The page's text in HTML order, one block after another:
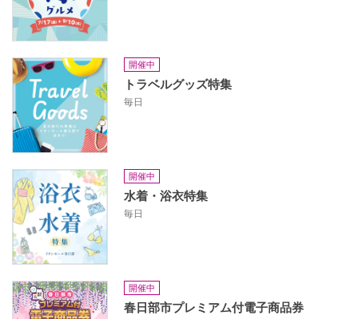
開催中
トラベルグッズ特集
毎日
開催中
水着・浴衣特集
毎日
開催中
春日部市プレミアム付電子商品券